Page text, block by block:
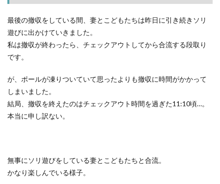
最後の撤収をしている間、妻とこどもたちは昨日に引き続きソリ
遊びに出かけていきました。
私は撤収が終わったら、チェックアウトしてから合流する段取り
です。
が、ポールが凍りついていて思ったよりも撤収に時間がかかって
しまいました。
結局、撤収を終えたのはチェックアウト時間を過ぎた11:10頃…。
本当に申し訳ない。
無事にソリ遊びをしている妻とこどもたちと合流。
かなり楽しんでいる様子。